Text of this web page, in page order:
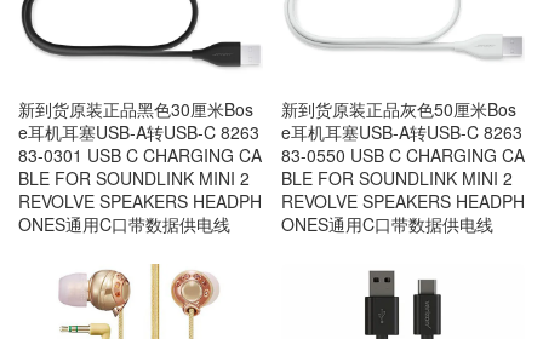
新到货原装正品黑色30厘米Bos
e耳机耳塞USB-A转USB-C 8263
83-0301 USB C CHARGING CA
BLE FOR SOUNDLINK MINI 2
REVOLVE SPEAKERS HEADPH
ONES通用C口带数据供电线
新到货原装正品灰色50厘米Bos
e耳机耳塞USB-A转USB-C 8263
83-0550 USB C CHARGING CA
BLE FOR SOUNDLINK MINI 2
REVOLVE SPEAKERS HEADPH
ONES通用C口带数据供电线